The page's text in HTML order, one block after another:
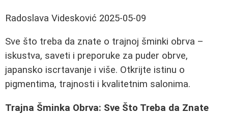
Radoslava Videsković 2025-05-09
Sve što treba da znate o trajnoj šminki obrva –
iskustva, saveti i preporuke za puder obrve,
japansko iscrtavanje i više. Otkrijte istinu o
pigmentima, trajnosti i kvalitetnim salonima.
Trajna Šminka Obrva: Sve Što Treba da Znate